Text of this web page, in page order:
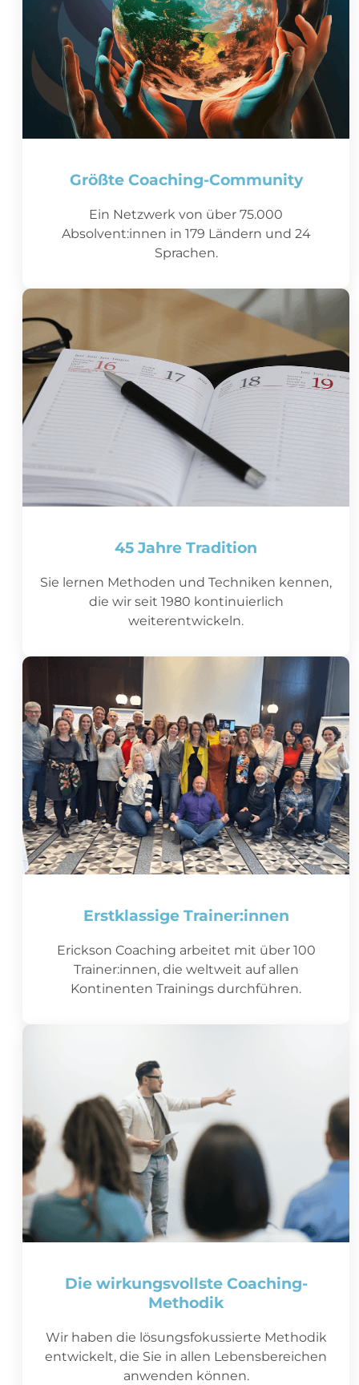
Größte Coaching-Community
Ein Netzwerk von über 75.000
Absolvent:innen in 179 Ländern und 24
Sprachen.
45 Jahre Tradition
Sie lernen Methoden und Techniken kennen,
die wir seit 1980 kontinuierlich
weiterentwickeln.
Erstklassige Trainer:innen
Erickson Coaching arbeitet mit über 100
Trainer:innen, die weltweit auf allen
Kontinenten Trainings durchführen.
Die wirkungsvollste Coaching-
Methodik
Wir haben die lösungsfokussierte Methodik
entwickelt, die Sie in allen Lebensbereichen
anwenden können.